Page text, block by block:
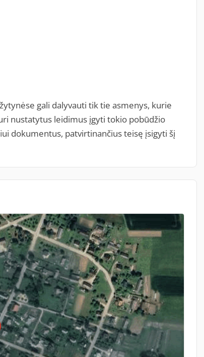
gali dalyvauti tik tie asmenys, kurie
nustatytus leidimus įgyti tokio pobūdžio
dokumentus, patvirtinančius teisę įsigyti šį